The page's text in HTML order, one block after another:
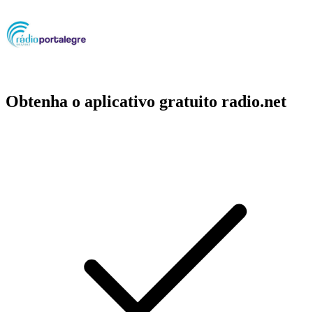
Obtenha o aplicativo gratuito radio.net